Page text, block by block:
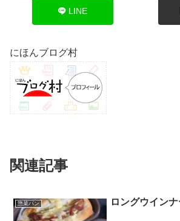
LINE
にほんブログ村
関連記事
惣菜パン ロングウイン